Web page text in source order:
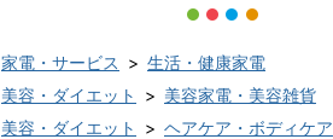
家電・サービス > 生活・健康家電
美容・ダイエット
> 美容家電・美容雑貨
美容・ダイエット
> ヘアケア・ボディケア